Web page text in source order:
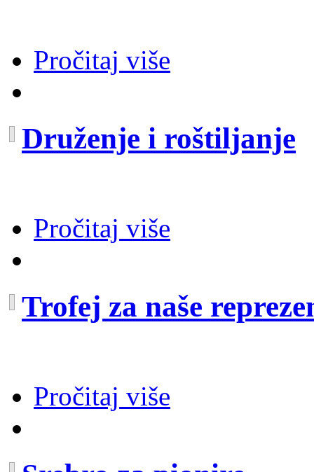
Pročitaj više
Druženje i roštiljanje
Pročitaj više
Trofej za naše
Pročitaj više